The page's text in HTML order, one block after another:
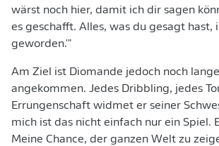
wärst noch hier, damit ich dir sagen
es geschafft. Alles, was du gesagt hast,
geworden.'"
Am Ziel ist Diomande jedoch noch
angekommen. Jedes Dribbling, jedes
Errungenschaft widmet er seiner
mich ist das nicht einfach nur ein Spiel.
Meine Chance, der ganzen Welt zu